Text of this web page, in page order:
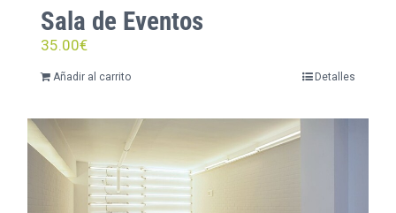
Sala de Eventos
35.00€
Añadir al carrito Detalles